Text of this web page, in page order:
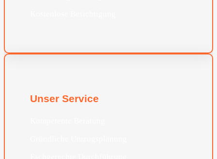
Unser Service